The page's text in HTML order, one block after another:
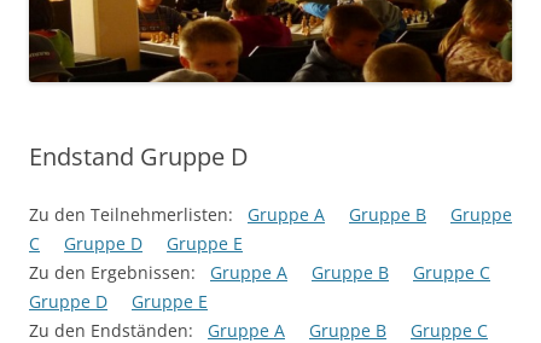
Endstand Gruppe D
Zu den Teilnehmerlisten: Gruppe A Gruppe B
Gruppe
C
Gruppe D
Gruppe E
Zu den Ergebnissen: Gruppe A Gruppe B
Gruppe C
Gruppe D
Gruppe E
Zu den Endständen: Gruppe A Gruppe B
Gruppe C